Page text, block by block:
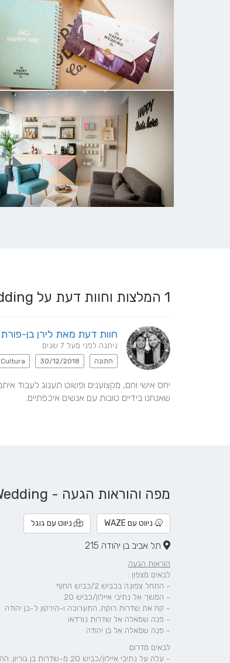
1 המלצות וחוות דעת על The Happy Wedding
חוות דעת מאת לירן בן-פורת
ניתנה לפני מעל 7 שנים
חתונה 30/12/2018
Cultura
שאנחנו בידיים טובות עם אנשים איכפתיים.
מפה והוראות הגעה - The Happy Wedding
ניווט עם WAZE ניווט עם גוגל
תל אביב בן יהודה 215
הוראות הגעה
לבאים מצפון :
- התחל צפונה בכביש 2/כביש החוף
- המשך אל נתיבי איילון/כביש 20
- קח את שדרות רוקח, התערוכה ו-הירקון ל-בן יהודה
- פנה שמאלה אל שדרות נורדאו
- פנה שמאלה אל בן יהודה
לבאים מדרום :
- עלה על נתיבי איילון/כביש 20 מ-שדרות בן גוריון, ההסתדרות ו-שדרות יצחק רבין